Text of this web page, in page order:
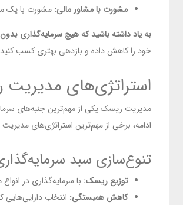
مشورت با مشاور مالی: مشورت با یک
به یاد داشته باشید که هیچ سرمایه‌گذاری
خود را کاهش داده و بازدهی بهتری کسب
استراتژی‌های مدیریت
مدیریت ریسک یکی از مهم‌ترین جنبه‌های
ادامه، برخی از مهم‌ترین استراتژی‌های
تنوع‌سازی سبد
توزیع ریسک: با سرمایه‌گذاری در
کاهش همبستگی: انتخاب